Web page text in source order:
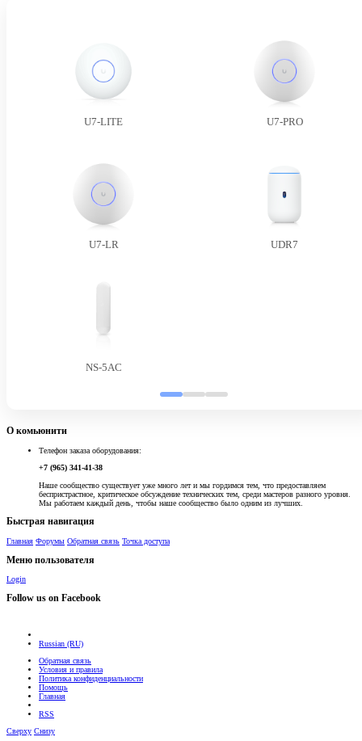
U7-LITE U7-PRO
U7-LR UDR7
NS-5AC
О комьюнити
Телефон заказа оборудования:
+7 (965) 341-41-38
Наше сообщество существует уже много лет и мы гордимся тем, что предоставляем
беспристрастное, критическое обсуждение технических тем, среди мастеров разного уровня.
Мы работаем каждый день, чтобы наше сообщество было одним из лучших.
Быстрая навигация
Главная Форумы Обратная связь Точка доступа
Меню пользователя
Login
Follow us on Facebook
Russian (RU)
Обратная связь
Условия и правила
Политика конфиденциальности
Помощь
Главная
RSS
Сверху Снизу